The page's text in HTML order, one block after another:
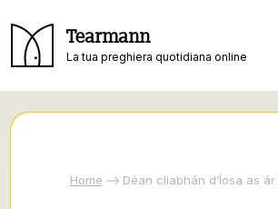
Tearmann
La tua preghiera quotidiana online
Home Déan cliabhán d’Íosa as